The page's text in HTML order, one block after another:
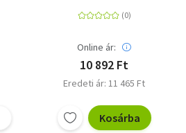
Online ár:
10 892 Ft
Eredeti ár: 11 465 Ft
Kosárba